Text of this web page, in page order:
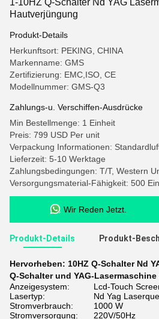
1-10HZ Q-Schalter Nd YAG
Hautverjüngung
Produkt-Details
Herkunftsort: PEKING, CHINA
Markenname: GMS
Zertifizierung: EMC,ISO, CE
Modellnummer: GMS-Q3
Zahlungs-u. Verschiffen-Ausdrücke
Min Bestellmenge: 1 Einheit
Preis: 799 USD Per unit
Verpackung Informationen:
Lieferzeit: 5-10 Werktage
Zahlungsbedingungen: T/T, Western
Versorgungsmaterial-Fähigkeit: 500
Wir Reden Jetzt.
Produkt-Details Produkt-
Hervorheben: 10HZ Q-Schalter Nd
Q-Schalter und YAG-
Anzeigesystem:
Lcd-Touch
Lasertyp:
Nd Yag
Stromverbrauch:
1000 W
Stromversorgung:
220V/50Hz